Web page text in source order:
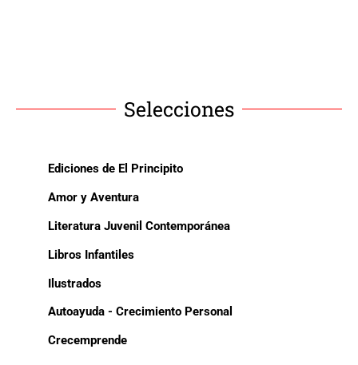
Selecciones
Ediciones de El Principito
Amor y Aventura
Literatura Juvenil Contemporánea
Libros Infantiles
Ilustrados
Autoayuda - Crecimiento Personal
Crecemprende